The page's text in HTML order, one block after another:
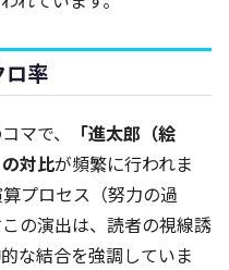
ロ率
マで、
「進太郎（絵
対比が頻繁に行われま
プロセス（努力の過
の演出は、読者の視線誘
な結合を強調していま